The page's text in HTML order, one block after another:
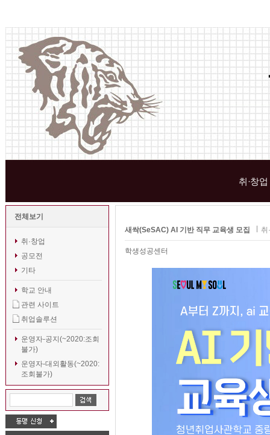
취·창업
전체보기
취·창업
공모전
기타
학교 안내
관련 사이트
취업솔루션
운영자-공지(~2020:조회
불가)
운영자-대외활동(~2020:
조회불가)
새싹(SeSAC) AI 기반 직무 교육생 모집 취
학생성공센터